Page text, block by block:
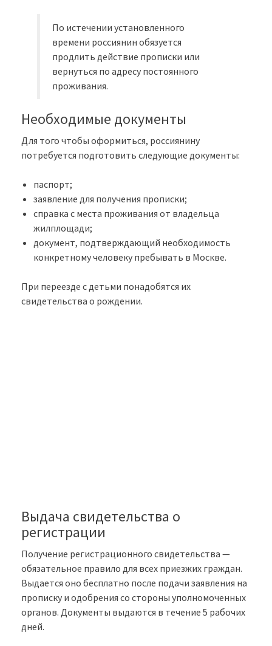
По истечении установленного
времени россиянин обязуется
продлить действие прописки или
вернуться по адресу постоянного
проживания.
Необходимые документы
Для того чтобы оформиться, россиянину
потребуется подготовить следующие документы:
паспорт;
заявление для получения прописки;
справка с места проживания от владельца
жилплощади;
документ, подтверждающий необходимость
конкретному человеку пребывать в Москве.
При переезде с детьми понадобятся их
свидетельства о рождении.
Выдача свидетельства о
регистрации
Получение регистрационного свидетельства —
обязательное правило для всех приезжих граждан.
Выдается оно бесплатно после подачи заявления на
прописку и одобрения со стороны уполномоченных
органов. Документы выдаются в течение 5 рабочих
дней.